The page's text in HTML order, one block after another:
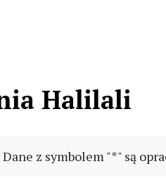
Halilali
Dane z symbolem "*" są